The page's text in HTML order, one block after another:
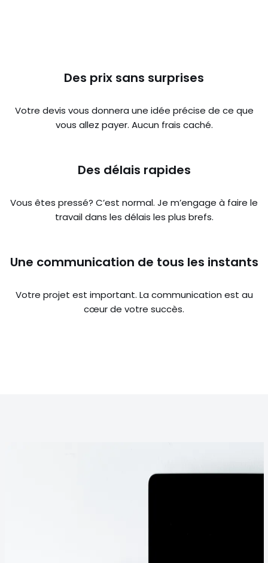
Des prix sans surprises
Votre devis vous donnera une idée précise de ce que
vous allez payer. Aucun frais caché.
Des délais rapides
Vous êtes pressé? C’est normal. Je m’engage à faire le
travail dans les délais les plus brefs.
Une communication de tous les instants
Votre projet est important. La communication est au
cœur de votre succès.